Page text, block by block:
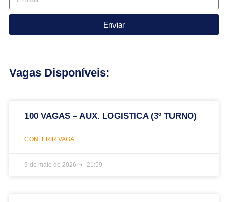
Enviar
Vagas Disponíveis:
100 VAGAS – AUX. LOGISTICA (3º TURNO)
CONFERIR VAGA
9 de maio de 2026 21:59